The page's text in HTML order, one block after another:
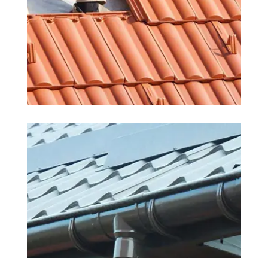
COUVREUR